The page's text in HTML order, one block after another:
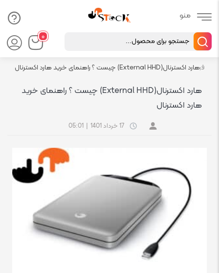
۰
Products
search
فروشگاه اچ استوک بازار انلاین تجهیزات کامپیوتر استوکرسانه
هارد اکسترنال(External HHD) چیست ؟ راهنمای خرید هارد اکسترنال
هارد اکسترنال(External HHD) چیست ؟ راهنمای خرید
هارد اکسترنال
17 خرداد 1401 05:01